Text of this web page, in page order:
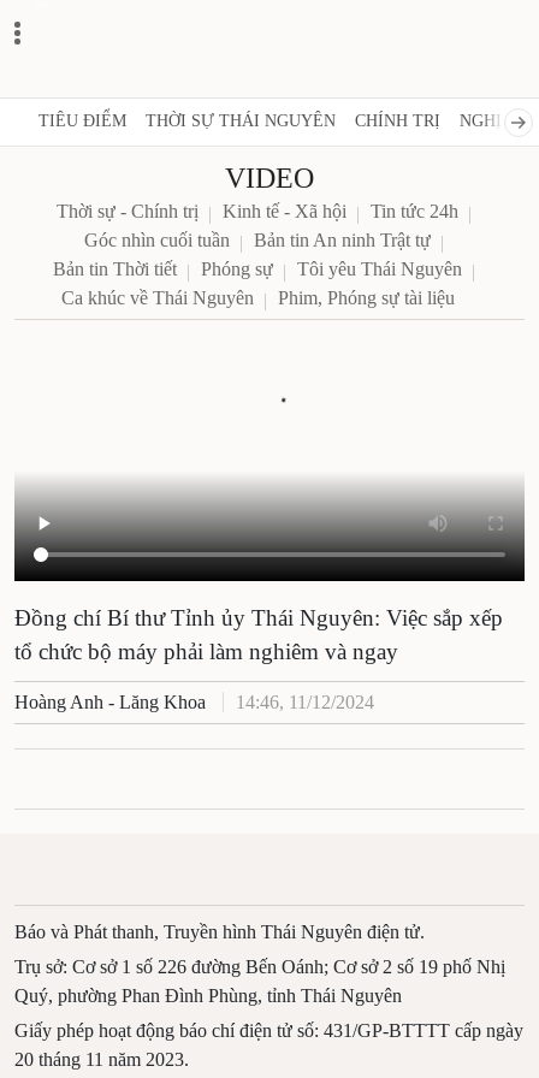
TIÊU ĐIỂM THỜI SỰ THÁI NGUYÊN CHÍNH TRỊ NGHỊ
VIDEO
Thời sự - Chính trị Kinh tế - Xã hội
Tin tức 24h
Góc nhìn cuối tuần
Bản tin An ninh Trật tự
Bản tin Thời tiết
Phóng sự
Tôi yêu Thái Nguyên
Ca khúc về Thái Nguyên
Phim, Phóng sự tài liệu
Đồng chí Bí thư Tỉnh ủy Thái Nguyên: Việc sắp
xếp tổ chức bộ máy phải làm nghiêm và ngay
Hoàng Anh - Lăng Khoa 14:46, 11/12/2024
Báo và Phát thanh, Truyền hình Thái Nguyên điện tử.
Trụ sở: Cơ sở 1 số 226 đường Bến Oánh; Cơ sở 2 số 19
phố Nhị Quý, phường Phan Đình Phùng, tỉnh Thái
Nguyên
Giấy phép hoạt động báo chí điện tử số: 431/GP-BTTTT